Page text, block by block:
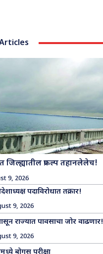
जिल्ह्यातील प्रकल्प तहानलेलेच!
9, 2026
पदाविरोधात तक्रार!
9, 2026
राज्यात पावसाचा जोर वाढणार!
9, 2026
बोगस परीक्षा